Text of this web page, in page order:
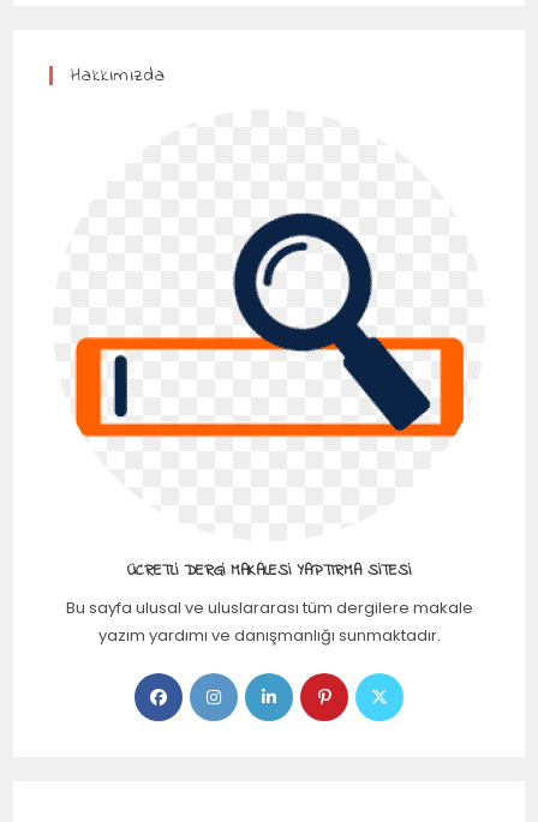
Hakkımızda
ÜCRETLI DERGI MAKALESI YAPTIRMA SITESI
Bu sayfa ulusal ve uluslararası tüm dergilere makale
yazım yardımı ve danışmanlığı sunmaktadır.